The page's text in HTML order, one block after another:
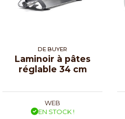
DE BUYER
Laminoir à pâtes
réglable 34 cm
WEB
EN STOCK !